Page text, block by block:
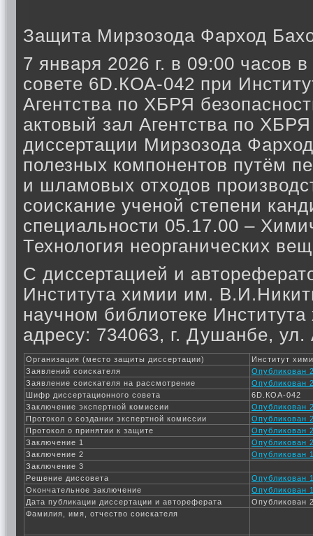
Защита Мирзозода Фарход
7 января 2026 г. в 09:00 часов
совете 6D.КОА-042 при
Агентства по ХБРЯ
актовый зал Агентства по
диссертации Мирзозода
полезных компонентов путём
и шламовых отходов
соискание ученой степени
специальности 05.17.00 –
Технология неорганических
С диссертацией и
Института химии им.
научном библиотеке
адресу: 734063, г. Душанбе,
Организация (место защиты диссертации)
Институт
Заявлений соискателя
Опубликован
Заявление соискателя на рассмотрение
Опубликован
Шифр диссертационного совета
6D.КОА-042
Заключение экспертной комиссии
Опубликован
Протокол о создании экспертной комиссии
Опубликован
Протокол о принятии к защите
Опубликован
Заключение 1
Опубликован
Заключение 2
Опубликован
Заключение 3
Решение диссовета
Опубликован
Окончательное заключение
Опубликован
Дата публикации диссертации и автореферата
Опубликован
Фамилия, имя, отчество соискателя